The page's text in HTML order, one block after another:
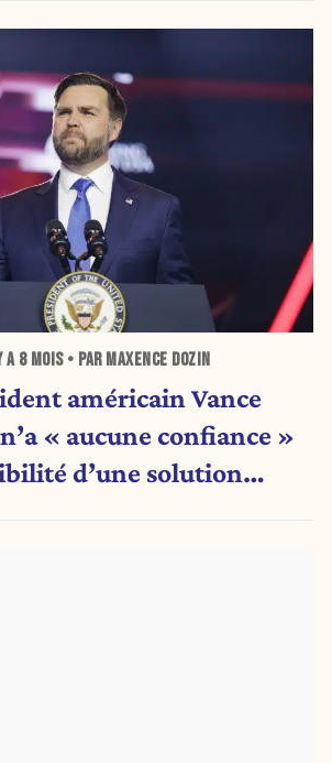
A8 MOIS• PAR MAXENCE DOZIN
américain Vance
« aucune confiance »
d’une solution